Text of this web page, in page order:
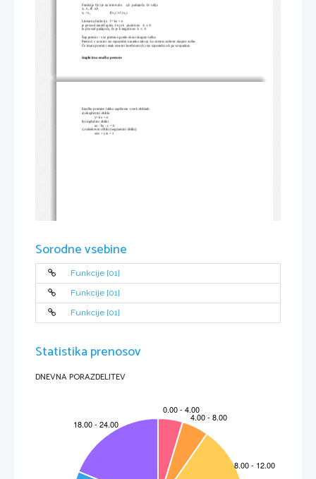
Funkcija f(x) je na intervalu    a,b  padajoča. če velja
x1 , x 2 E
  a,b
x1 <x 2
                     f(x
1) f (x2)
Linearna funkcija   f= kx + n
je povsod naraščujoča, če je k  pozitiven   k  0
in povsod padajoča, če je k negativen  k  0
Šop premic - vse premice gredo skozi skupno točko
Premici v ravnini sta vzporedni natanko takrat, ko nimata nobene skupne točke.
Če imata premici enak smerni koeficient (k) sta vzporedni ali pa sovpadata.
Implicitna enačba premice
Enačbo premice lahko zapišemo v treh oblikah:
a) eksplicitni obliki
y= kx + n
b) implicitni obliki
ax - by - c = 0
c) odsekovni obliki (segmentni obliki)
x/m + y/n = 1
Sorodne vsebine
Funkcije [01]
Funkcije [01]
Funkcije [01]
Statistika prenosov
DNEVNA PORAZDELITEV